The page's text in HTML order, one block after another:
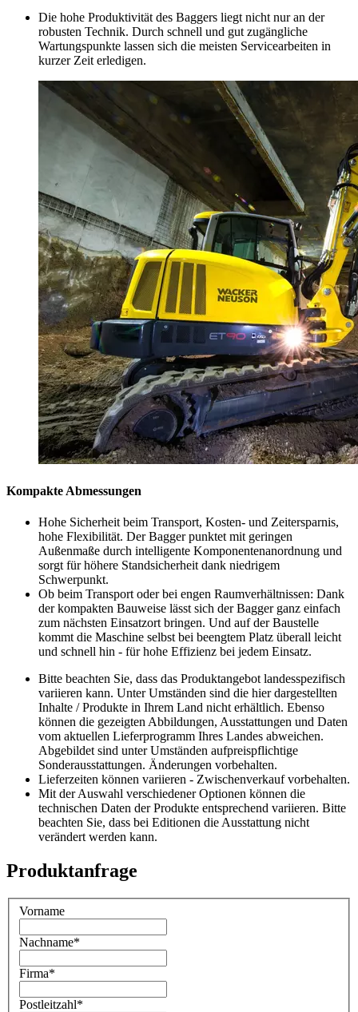
Die hohe Produktivität des Baggers liegt nicht nur an der
robusten Technik. Durch schnell und gut zugängliche
Wartungspunkte lassen sich die meisten Servicearbeiten in
kurzer Zeit erledigen.
Kompakte Abmessungen
Hohe Sicherheit beim Transport, Kosten- und Zeitersparnis,
hohe Flexibilität. Der Bagger punktet mit geringen
Außenmaße durch intelligente Komponentenanordnung und
sorgt für höhere Standsicherheit dank niedrigem
Schwerpunkt.
Ob beim Transport oder bei engen Raumverhältnissen: Dank
der kompakten Bauweise lässt sich der Bagger ganz einfach
zum nächsten Einsatzort bringen. Und auf der Baustelle
kommt die Maschine selbst bei beengtem Platz überall leicht
und schnell hin - für hohe Effizienz bei jedem Einsatz.
Bitte beachten Sie, dass das Produktangebot landesspezifisch
variieren kann. Unter Umständen sind die hier dargestellten
Inhalte / Produkte in Ihrem Land nicht erhältlich. Ebenso
können die gezeigten Abbildungen, Ausstattungen und Daten
vom aktuellen Lieferprogramm Ihres Landes abweichen.
Abgebildet sind unter Umständen aufpreispflichtige
Sonderausstattungen. Änderungen vorbehalten.
Lieferzeiten können variieren - Zwischenverkauf vorbehalten.
Mit der Auswahl verschiedener Optionen können die
technischen Daten der Produkte entsprechend variieren. Bitte
beachten Sie, dass bei Editionen die Ausstattung nicht
verändert werden kann.
Produktanfrage
Vorname
Nachname*
Firma*
Postleitzahl*